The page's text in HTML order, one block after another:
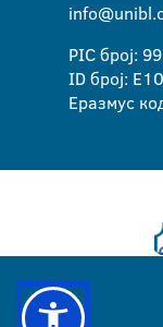
PIC број:
ID број:
Еразмус